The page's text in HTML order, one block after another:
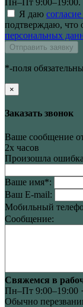
Пн–Пт 9:00–19:00.
Я даю
подтверждаю, что
персональных
Отправить заявку
*-поля
×
Заказать звонок
Ваше сообщение
2х часов
Произошла
Ваше имя*:
Ваш E-mail:
Мобильный
Сообщение:
Свяжемся в
Пн–Пт 9:00–19:00
Обычно